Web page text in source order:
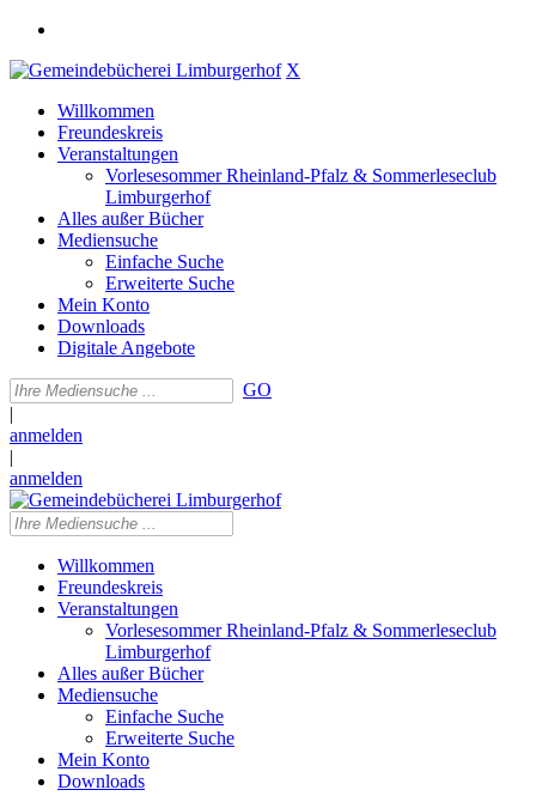
X
Willkommen
Freundeskreis
Veranstaltungen
Vorlesesommer Rheinland-Pfalz & Sommerleseclub
Limburgerhof
Alles außer Bücher
Mediensuche
Einfache Suche
Erweiterte Suche
Mein Konto
Downloads
Digitale Angebote
GO
|
anmelden
|
anmelden
Willkommen
Freundeskreis
Veranstaltungen
Vorlesesommer Rheinland-Pfalz & Sommerleseclub
Limburgerhof
Alles außer Bücher
Mediensuche
Einfache Suche
Erweiterte Suche
Mein Konto
Downloads